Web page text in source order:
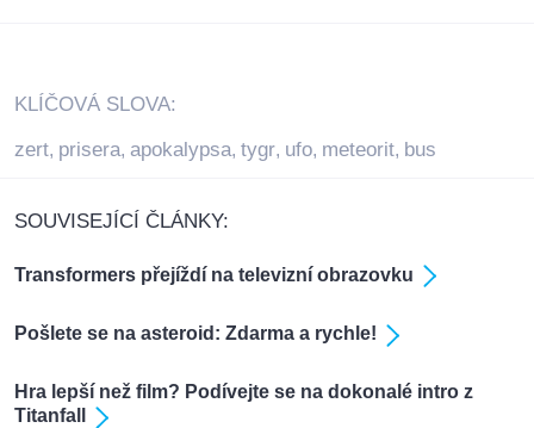
KLÍČOVÁ SLOVA:
zert, prisera, apokalypsa, tygr, ufo, meteorit, bus
SOUVISEJÍCÍ ČLÁNKY:
Transformers přejíždí na televizní obrazovku
Pošlete se na asteroid: Zdarma a rychle!
Hra lepší než film? Podívejte se na dokonalé intro z
Titanfall